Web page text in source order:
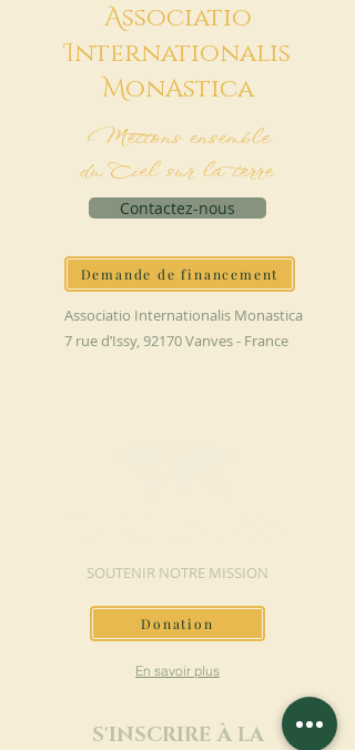
Associatio
Internationalis
MonAstica
Mettons ensemble
du Ciel sur la terre
Contactez-nous
Demande de financement
Associatio Internationalis Monastica
7 rue d’Issy, 92170 Vanves - France
SOUTENIR NOTRE MISSION
Donation
En savoir plus
S'INSCRIRE À LA